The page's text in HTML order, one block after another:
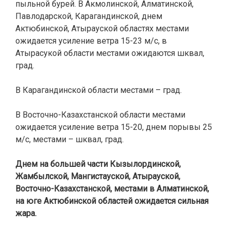
пыльной бурей. В Акмолинской, Алматинской,
Павлодарской, Карагандинской, днем
Актюбинской, Атырауской областях местами
ожидается усиление ветра 15-23 м/с, в
Атырасукой области местами ожидаются шквал,
град.
В Карагандинской области местами – град.
В Восточно-Казахстанской области местами
ожидается усиление ветра 15-20, днем порывы 25
м/с, местами – шквал, град.
Днем на большей части Кызылординской,
Жамбылской, Мангистауской, Атырауской,
Восточно-Казахстанской, местами в Алматинской,
на юге Актюбинской областей ожидается сильная
жара.